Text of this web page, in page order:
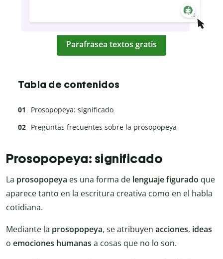
Parafrasea textos gratis
Tabla de contenidos
Prosopopeya: significado
Preguntas frecuentes sobre la prosopopeya
Prosopopeya: significado
La prosopopeya es una forma de lenguaje figurado que
aparece tanto en la escritura creativa como en el habla
cotidiana.
Mediante la prosopopeya, se atribuyen acciones, ideas
o emociones humanas a cosas que no lo son.